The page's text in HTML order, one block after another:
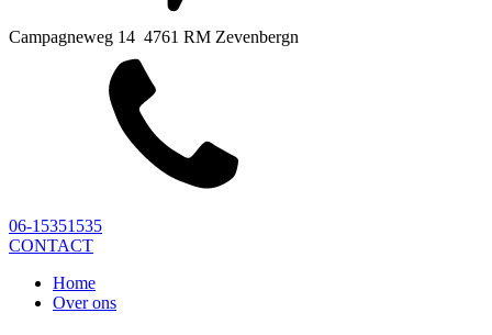
Campagneweg 14 4761 RM Zevenbergn
06-15351535
CONTACT
Home
Over ons